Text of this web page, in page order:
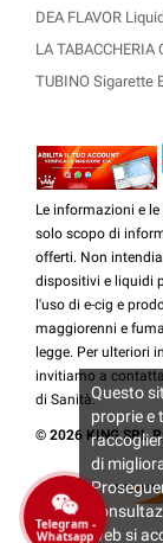
DEA FLAVOR
LA TABACCHERIA
TUBINO Sigarette
Le informazioni e
solo scopo di
offerti. Non
dispositivi e liquidi
l'uso di e-cig e
maggiorenni e
legge. Per ulteriori
invitiamo a
di Sanità.
© 2026 KING SRL
Questo
proprie e
di
web si
Telegram -
Whatsapp